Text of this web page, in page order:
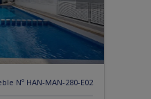
Nº HAN-MAN-280-E02